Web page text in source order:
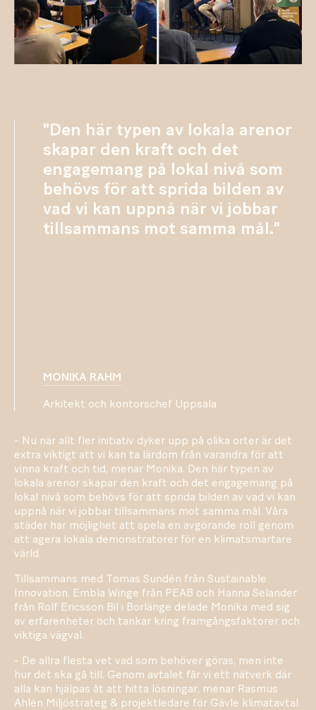
"Den här typen av lokala arenor
skapar den kraft och det
engagemang på lokal nivå som
behövs för att sprida bilden av
vad vi kan uppnå när vi jobbar
tillsammans mot samma mål."
MONIKA RAHM
Arkitekt och kontorschef Uppsala
- Nu när allt fler initiativ dyker upp på olika orter är det
extra viktigt att vi kan ta lärdom från varandra för att
vinna kraft och tid, menar Monika. Den här typen av
lokala arenor skapar den kraft och det engagemang på
lokal nivå som behövs för att sprida bilden av vad vi kan
uppnå när vi jobbar tillsammans mot samma mål. Våra
städer har möjlighet att spela en avgörande roll genom
att agera lokala demonstratorer för en klimatsmartare
värld.
Tillsammans med Tomas Sundén från Sustainable
Innovation, Embla Winge från PEAB och Hanna Selander
från Rolf Ericsson Bil i Borlänge delade Monika med sig
av erfarenheter och tankar kring framgångsfaktorer och
viktiga vägval.
- De allra flesta vet vad som behöver göras, men inte
hur det ska gå till. Genom avtalet får vi ett nätverk där
alla kan hjälpas åt att hitta lösningar, menar Rasmus
Ahlén Miljöstrateg & projektledare för Gävle klimatavtal.